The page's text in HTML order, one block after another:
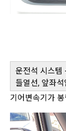
운전석 시스템
들열선, 앞좌
기어변속기가